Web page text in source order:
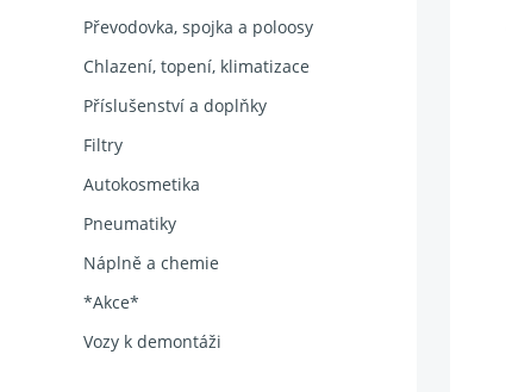
Převodovka, spojka a poloosy
Chlazení, topení, klimatizace
Příslušenství a doplňky
Filtry
Autokosmetika
Pneumatiky
Náplně a chemie
*Akce*
Vozy k demontáži